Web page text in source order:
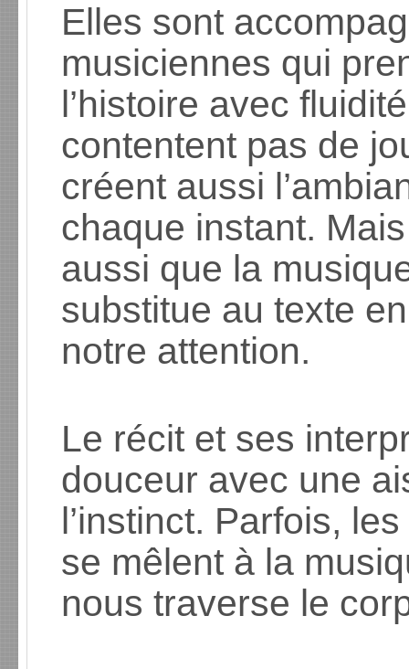
Elles sont
musiciennes qui
l’histoire avec
contentent pas de
créent aussi
chaque instant.
aussi que la
substitue au texte
notre attention.
Le récit et ses
douceur avec une
l’instinct. Parfois,
se mêlent à la
nous traverse le